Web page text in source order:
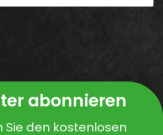
abonnieren
Sie den kostenlosen